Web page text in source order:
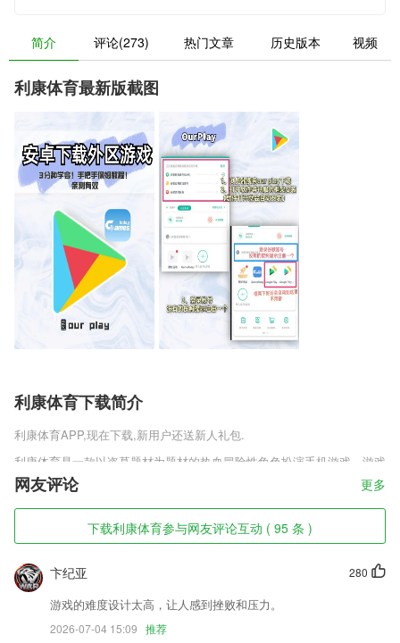
简介 评论(273) 热门文章 历史版本 视频
利康体育最新版截图
利康体育下载简介
利康体育APP,现在下载,新用户还送新人礼包.
利康体育是一款以盗墓题材为题材的热血冒险性角色扮演手机游戏，游戏
采用3D引擎模式打造，有着高清晰细腻的画质，在游戏中，玩家将以一
个盗墓者的身份进入游戏，开棺点蜡，分金定穴等，玩家将展开热血刺激
的冒险。感兴趣的玩家快来趣趣手游网下载吧，体验这盗墓给你带来的刺
利康体育软件特色
1,旋转：调整视频方向，支持360度旋转上下左右翻转；
网友评论 更多
下载利康体育参与网友评论互动 ( 95 条 )
280
卞纪亚
游戏的难度设计太高，让人感到挫败和压力。
2026-07-04 15:09 推荐